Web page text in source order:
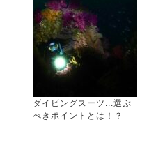
ダイビングスーツ...選ぶ
べきポイントとは！？